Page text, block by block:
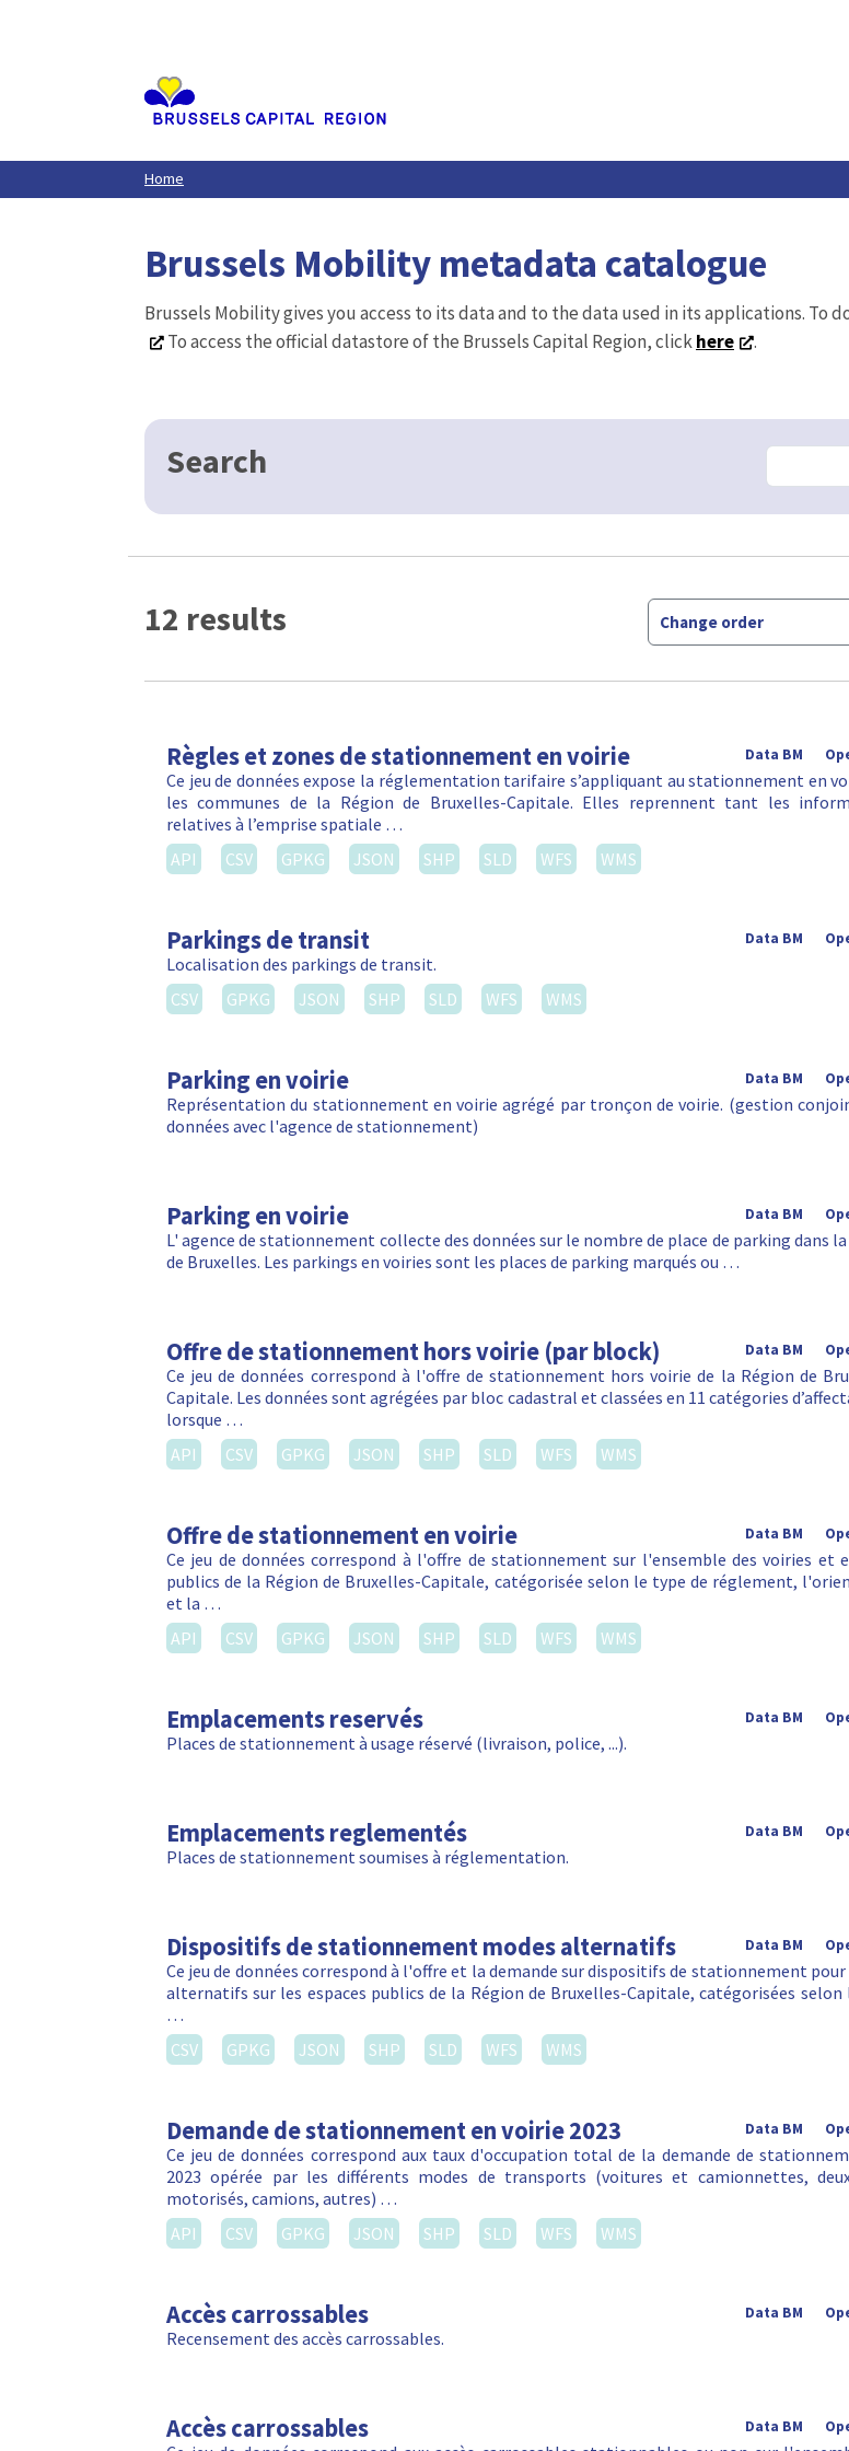
Home
Brussels Mobility metadata catalogue
Brussels Mobility gives you access to its data and to the data used in its applications.
To access the official datastore of the Brussels Capital Region, clickhere .
Search
12 results Change order
Règles et zones de stationnement en voirie Data BM
Ce jeu de données expose la réglementation tarifaire s’appliquant au stationnement en
les communes de la Région de Bruxelles-Capitale. Elles reprennent tant les
relatives à l’emprise spatiale …
API
CSV GPKG JSON SHP SLD WFS WMS
Parkings de transit Data BM
Localisation des parkings de transit.
CSV
GPKG JSON SHP SLD WFS WMS
Parking en voirie Data BM
Représentation du stationnement en voirie agrégé par tronçon de voirie. (gestion
données avec l'agence de stationnement)
Parking en voirie Data BM
L' agence de stationnement collecte des données sur le nombre de place de parking dans
de Bruxelles. Les parkings en voiries sont les places de parking marqués ou …
Offre de stationnement hors voirie (par block) Data BM
Ce jeu de données correspond à l'offre de stationnement hors voirie de la Région de
Capitale. Les données sont agrégées par bloc cadastral et classées en 11 catégories
lorsque …
API
CSV GPKG JSON SHP SLD WFS WMS
Offre de stationnement en voirie Data BM
Ce jeu de données correspond à l'offre de stationnement sur l'ensemble des voiries et
publics de la Région de Bruxelles-Capitale, catégorisée selon le type de réglement,
et la …
API
CSV GPKG JSON SHP SLD WFS WMS
Emplacements reservés Data BM
Places de stationnement à usage réservé (livraison, police, ...).
Emplacements reglementés Data BM
Places de stationnement soumises à réglementation.
Dispositifs de stationnement modes alternatifs Data BM
Ce jeu de données correspond à l'offre et la demande sur dispositifs de stationnement pour
alternatifs sur les espaces publics de la Région de Bruxelles-Capitale, catégorisées selon
…
CSV
GPKG JSON SHP SLD WFS WMS
Demande de stationnement en voirie 2023 Data BM
Ce jeu de données correspond aux taux d'occupation total de la demande de
2023 opérée par les différents modes de transports (voitures et camionnettes,
motorisés, camions, autres) …
API
CSV GPKG JSON SHP SLD WFS WMS
Accès carrossables Data BM
Recensement des accès carrossables.
Accès carrossables Data BM